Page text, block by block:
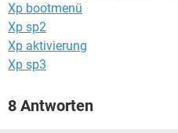
Xp bootmenü
Xp sp2
Xp aktivierung
Xp sp3
8 Antworten